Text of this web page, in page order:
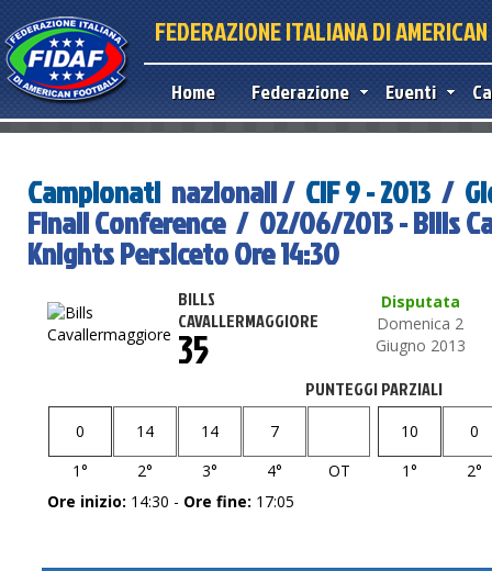
FEDERAZIONE ITALIANA DI
Home Federazione Eventi
Campionati nazionali / CIF 9 - 2013 /
Finali Conference / 02/06/2013 - Bills
Knights Persiceto Ore 14:30
BILLS
CAVALLERMAGGIORE
Disputata
Domenica 2
Giugno 2013
35
PUNTEGGI PARZIALI
0 14 14
7
1°
2° 3° 4° OT
10
0
1°
2°
Ore inizio: 14:30 - Ore fine: 17:05